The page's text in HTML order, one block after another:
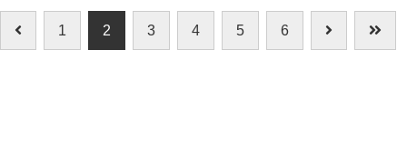
1 2 3 4 5 6